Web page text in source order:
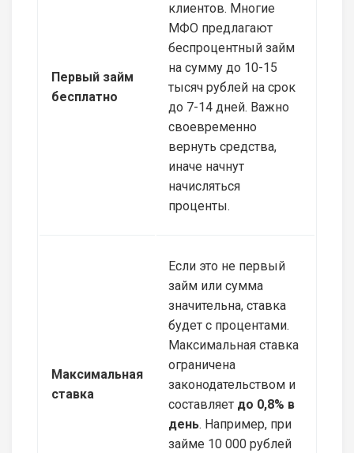
Первый займ
бесплатно
клиентов. Многие
МФО предлагают
беспроцентный займ
на сумму до 10-15
тысяч рублей на срок
до 7-14 дней. Важно
своевременно
вернуть средства,
иначе начнут
начисляться
проценты.
Максимальная
ставка
Если это не первый
займ или сумма
значительна, ставка
будет с процентами.
Максимальная ставка
ограничена
законодательством и
составляет до 0,8% в
день. Например, при
займе 10 000 рублей